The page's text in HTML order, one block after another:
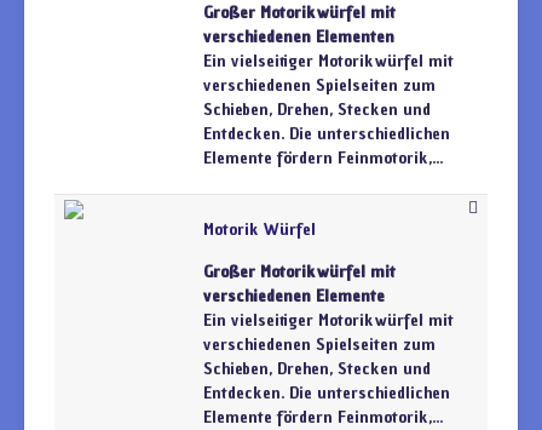
Großer Motorikwürfel mit
verschiedenen Elementen
Ein vielseitiger Motorikwürfel mit
verschiedenen Spielseiten zum
Schieben, Drehen, Stecken und
Entdecken. Die unterschiedlichen
Elemente fördern Feinmotorik,...
Motorik Würfel
Großer Motorikwürfel mit
verschiedenen Elemente
Ein vielseitiger Motorikwürfel mit
verschiedenen Spielseiten zum
Schieben, Drehen, Stecken und
Entdecken. Die unterschiedlichen
Elemente fördern Feinmotorik,...